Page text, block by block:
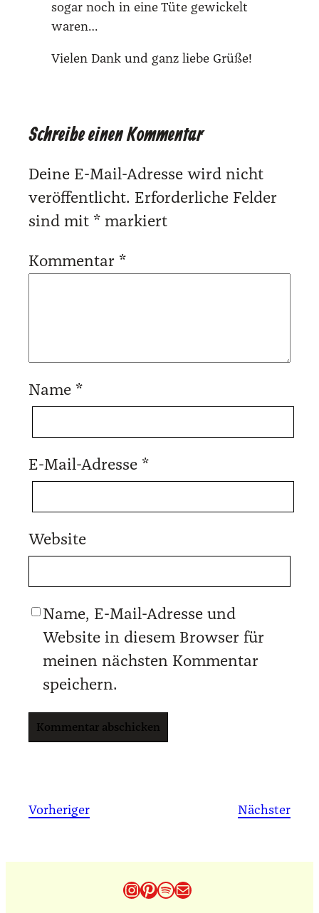
sogar noch in eine Tüte gewi­ckelt
waren…
Vie­len Dank und ganz lie­be Grü­ße!
Schreibe einen Kommentar
Deine E-Mail-Adresse wird nicht
veröffentlicht. Erforderliche Felder
sind mit * markiert
Kommentar *
Name *
E-Mail-Adresse *
Website
Name, E-Mail-Adresse und
Website in diesem Browser für
meinen nächsten Kommentar
speichern.
Vorheriger Nächster
Instagram
Pinterest
Spotify
E-Mail